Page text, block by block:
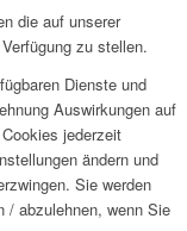
die auf unserer
zu stellen.
Dienste und
Auswirkungen auf
jederzeit
ändern und
Sie werden
/ abzulehnen, wenn Sie